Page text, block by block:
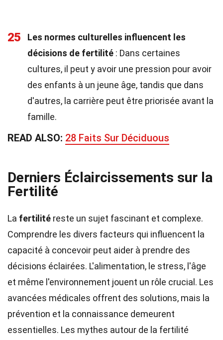
25
Les normes culturelles influencent les
décisions de fertilité : Dans certaines
cultures, il peut y avoir une pression pour avoir
des enfants à un jeune âge, tandis que dans
d'autres, la carrière peut être priorisée avant la
famille.
READ ALSO: 28 Faits Sur Déciduous
Derniers Éclaircissements sur la
Fertilité
La fertilité reste un sujet fascinant et complexe.
Comprendre les divers facteurs qui influencent la
capacité à concevoir peut aider à prendre des
décisions éclairées. L'alimentation, le stress, l'âge
et même l'environnement jouent un rôle crucial. Les
avancées médicales offrent des solutions, mais la
prévention et la connaissance demeurent
essentielles. Les mythes autour de la fertilité